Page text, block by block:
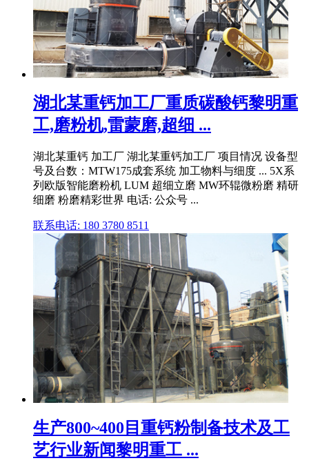
湖北某重钙加工厂重质碳酸钙黎明重
工,磨粉机,雷蒙磨,超细 ...
湖北某重钙 加工厂 湖北某重钙加工厂 项目情况 设备型
号及台数：MTW175成套系统 加工物料与细度 ... 5X系
列欧版智能磨粉机 LUM 超细立磨 MW环辊微粉磨 精研
细磨 粉磨精彩世界 电话: 公众号 ...
联系电话: 180 3780 8511
生产800~400目重钙粉制备技术及工
艺行业新闻黎明重工 ...